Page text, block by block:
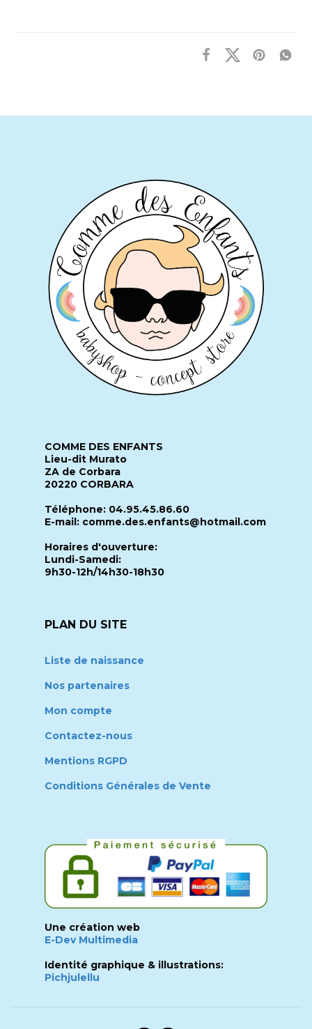
COMME DES ENFANTS
Lieu-dit Murato
ZA de Corbara
20220 CORBARA
Téléphone: 04.95.45.86.60
E-mail: comme.des.enfants@hotmail.com
Horaires d'ouverture:
Lundi-Samedi:
9h30-12h/14h30-18h30
PLAN DU SITE
Liste de naissance
Nos partenaires
Mon compte
Contactez-nous
Mentions RGPD
Conditions Générales de Vente
Une création web
E-Dev Multimedia
Identité graphique & illustrations:
Pichjulellu